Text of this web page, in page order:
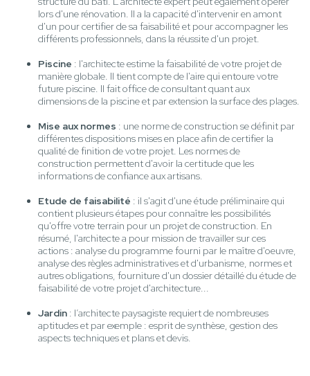
lors d'une rénovation. Il a la capacité d'intervenir en amont
d'un pour certifier de sa faisabilité et pour accompagner les
différents professionnels, dans la réussite d'un projet.
Piscine : l'architecte estime la faisabilité de votre projet de
manière globale. Il tient compte de l'aire qui entoure votre
future piscine. Il fait office de consultant quant aux
dimensions de la piscine et par extension la surface des plages.
Mise aux normes : une norme de construction se définit par
différentes dispositions mises en place afin de certifier la
qualité de finition de votre projet. Les normes de
construction permettent d'avoir la certitude que les
informations de confiance aux artisans.
Etude de faisabilité : il s'agit d'une étude préliminaire qui
contient plusieurs étapes pour connaître les possibilités
qu'offre votre terrain pour un projet de construction. En
résumé, l'architecte a pour mission de travailler sur ces
actions : analyse du programme fourni par le maître d'oeuvre,
analyse des règles administratives et d'urbanisme, normes et
autres obligations, fourniture d'un dossier détaillé du étude de
faisabilité de votre projet d'architecture...
Jardin : l’architecte paysagiste requiert de nombreuses
aptitudes et par exemple : esprit de synthèse, gestion des
aspects techniques et plans et devis.